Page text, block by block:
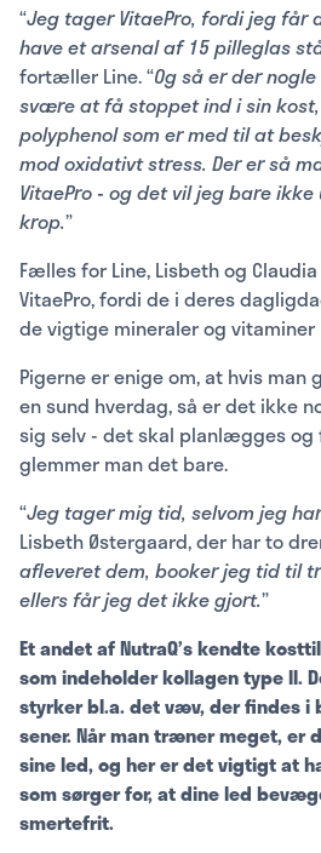
“Jeg tager VitaePro, fordi jeg får
have et arsenal af 15 pilleglas
fortæller Line. “Og så er der
svære at få stoppet ind i sin
polyphenol som er med til at
mod oxidativt stress. Der er så
VitaePro - og det vil jeg bare
krop.”
Fælles for Line, Lisbeth og
VitaePro, fordi de i deres
de vigtige mineraler og vitaminer
Pigerne er enige om, at hvis man
en sund hverdag, så er det ikke
sig selv - det skal planlægges og
glemmer man det bare.
“Jeg tager mig tid, selvom jeg
Lisbeth Østergaard, der har to
afleveret dem, booker jeg tid til
ellers får jeg det ikke gjort.”
Et andet af NutraQ’s kendte
som indeholder kollagen type II.
styrker bl.a. det væv, der findes i
sener. Når man træner meget,
sine led, og her er det vigtigt at
som sørger for, at dine led
smertefrit.